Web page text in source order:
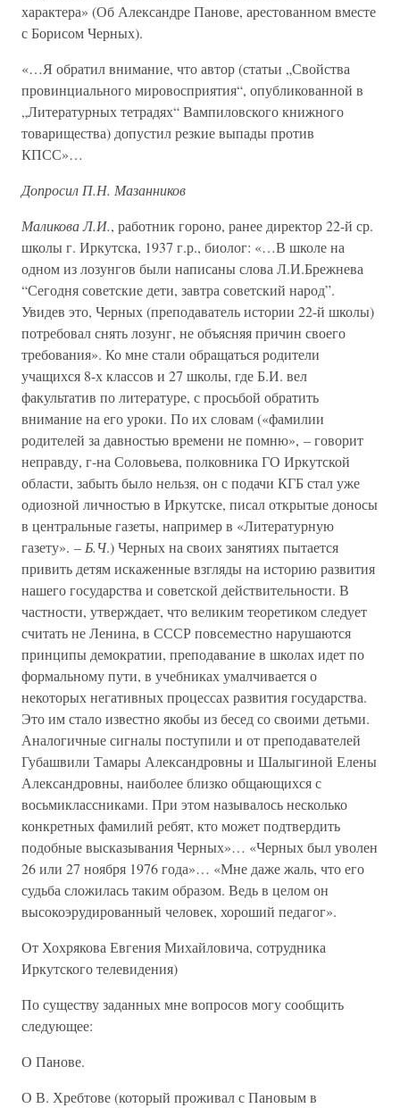
характера» (Об Александре Панове, арестованном вместе
с Борисом Черных).
«…Я обратил внимание, что автор (статьи „Свойства
провинциального мировосприятия“, опубликованной в
„Литературных тетрадях“ Вампиловского книжного
товарищества) допустил резкие выпады против
КПСС»…
Допросил П.Н. Мазанников
Маликова Л.И., работник гороно, ранее директор 22-й ср.
школы г. Иркутска, 1937 г.р., биолог: «…В школе на
одном из лозунгов были написаны слова Л.И.Брежнева
“Сегодня советские дети, завтра советский народ”.
Увидев это, Черных (преподаватель истории 22-й школы)
потребовал снять лозунг, не объясняя причин своего
требования». Ко мне стали обращаться родители
учащихся 8-х классов и 27 школы, где Б.И. вел
факультатив по литературе, с просьбой обратить
внимание на его уроки. По их словам («фамилии
родителей за давностью времени не помню», – говорит
неправду, г-на Соловьева, полковника ГО Иркутской
области, забыть было нельзя, он с подачи КГБ стал уже
одиозной личностью в Иркутске, писал открытые доносы
в центральные газеты, например в «Литературную
газету». – Б.Ч.) Черных на своих занятиях пытается
привить детям искаженные взгляды на историю развития
нашего государства и советской действительности. В
частности, утверждает, что великим теоретиком следует
считать не Ленина, в СССР повсеместно нарушаются
принципы демократии, преподавание в школах идет по
формальному пути, в учебниках умалчивается о
некоторых негативных процессах развития государства.
Это им стало известно якобы из бесед со своими детьми.
Аналогичные сигналы поступили и от преподавателей
Губашвили Тамары Александровны и Шалыгиной Елены
Александровны, наиболее близко общающихся с
восьмиклассниками. При этом называлось несколько
конкретных фамилий ребят, кто может подтвердить
подобные высказывания Черных»… «Черных был уволен
26 или 27 ноября 1976 года»… «Мне даже жаль, что его
судьба сложилась таким образом. Ведь в целом он
высокоэрудированный человек, хороший педагог».
От Хохрякова Евгения Михайловича, сотрудника
Иркутского телевидения)
По существу заданных мне вопросов могу сообщить
следующее:
О Панове.
О В. Хребтове (который проживал с Пановым в